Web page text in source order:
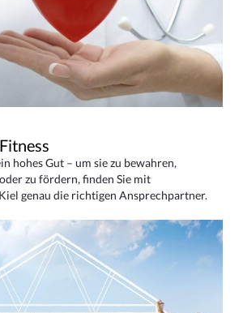
hohes Gut – um sie zu bewahren,
zu fördern, finden Sie mit
genau die richtigen Ansprechpartner.